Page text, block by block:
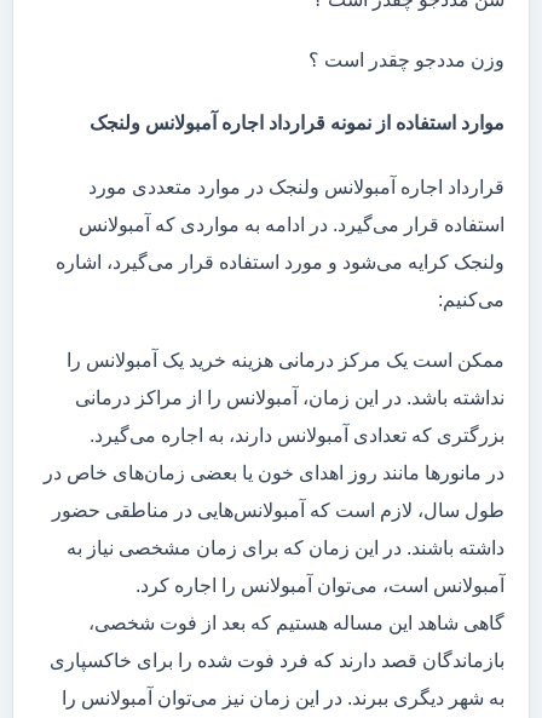
وزن مددجو چقدر است ؟
موارد استفاده از نمونه قرارداد اجاره آمبولانس ولنجک
قرارداد اجاره آمبولانس ولنجک در موارد متعددی مورد
استفاده قرار می‌گیرد. در ادامه به مواردی که آمبولانس
ولنجک کرایه می‌شود و مورد استفاده قرار می‌گیرد، اشاره
می‌کنیم:
ممکن است یک مرکز درمانی هزینه خرید یک آمبولانس را
نداشته باشد. در این زمان، آمبولانس را از مراکز درمانی
بزرگتری که تعدادی آمبولانس دارند، به اجاره می‌گیرد.
در مانور‌ها مانند روز اهدای خون یا بعضی زمان‌های خاص در
طول سال، لازم است که آمبولانس‌هایی در مناطقی حضور
داشته باشند. در این زمان که برای زمان مشخصی نیاز به
آمبولانس است، می‌توان آمبولانس را اجاره کرد.
گاهی شاهد این مساله هستیم که بعد از فوت شخصی،
بازماندگان قصد دارند که فرد فوت شده را برای خاکسپاری
به شهر دیگری ببرند. در این زمان نیز می‌توان آمبولانس را